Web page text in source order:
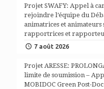
Projet SWAFY: Appel à
rejoindre l’équipe du
animatrices et animateurs
rapportrices et
7 août 2026
Projet ARESSE:
limite de soumission –
MOBIDOC Green Post-Doc